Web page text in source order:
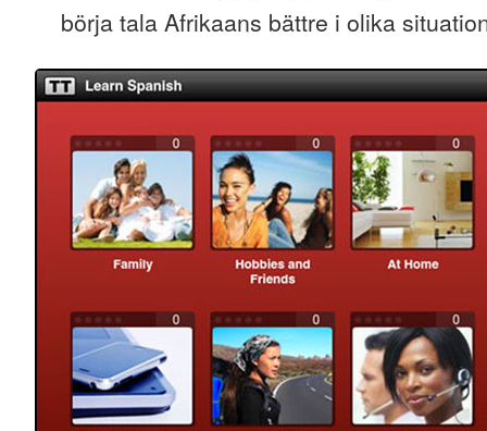
börja tala Afrikaans bättre i olika